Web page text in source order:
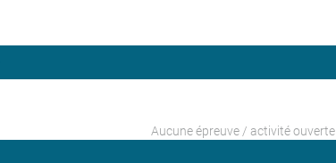
Aucune épreuve / activité ouverte